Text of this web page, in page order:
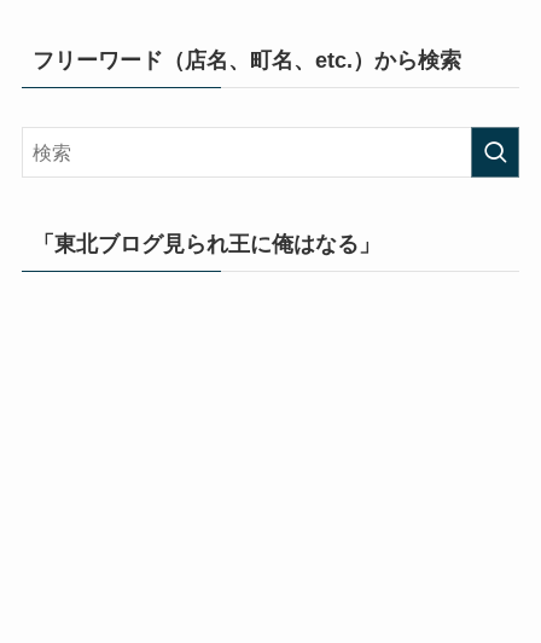
フリーワード（店名、町名、etc.）から検索
「東北ブログ見られ王に俺はなる」